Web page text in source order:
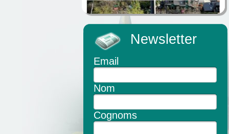
Newsletter
Email
Nom
Cognoms